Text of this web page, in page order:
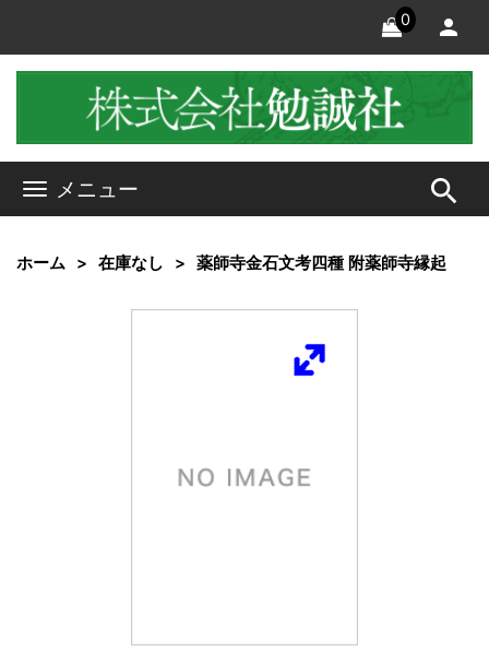
0
メニュー search
ホーム 在庫なし 薬師寺金石文考四種 附薬師寺縁起